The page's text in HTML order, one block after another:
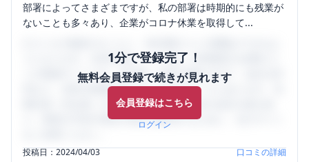
部署によってさまざまですが、私の部署は時期的にも残業が
ないことも多々あり、企業がコロナ休業を取得して...
1分で登録完了！
無料会員登録で続きが見れます
会員登録はこちら
ログイン
うになります。SHEHUB(シーハブ)は、女性限定の企業口コ
ミの投稿サイトです。給与面・女性の働きやすさ・会社の評
判など、女性の転職は気にすべき点がたくさんあります。先
輩社員（元社員）の口コミを通して、本当の会社の姿を知
り、将来の不安や現在の悩みを解消するために、ぜひサイト
投稿日：2024/04/03 口コミの詳細